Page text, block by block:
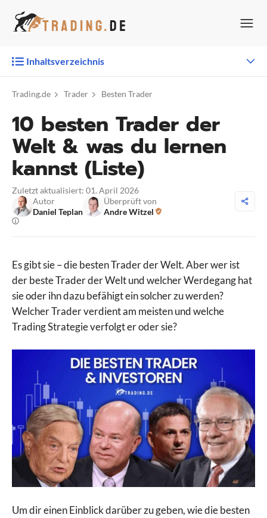
Inhalt
Inhaltsverzeichnis
Trading.de Trader Besten Trader
10 besten Trader der
Welt & was du lernen
kannst (Liste)
Zuletzt aktualisiert: 01. April 2026
Autor
Daniel Teplan
Überprüft von
Andre Witzel
Es gibt sie – die besten Trader der Welt. Aber wer ist
der beste Trader der Welt und welcher Werdegang hat
sie oder ihn dazu befähigt ein solcher zu werden?
Welcher Trader verdient am meisten und welche
Trading Strategie verfolgt er oder sie?
Um dir einen Einblick darüber zu geben, wie die besten